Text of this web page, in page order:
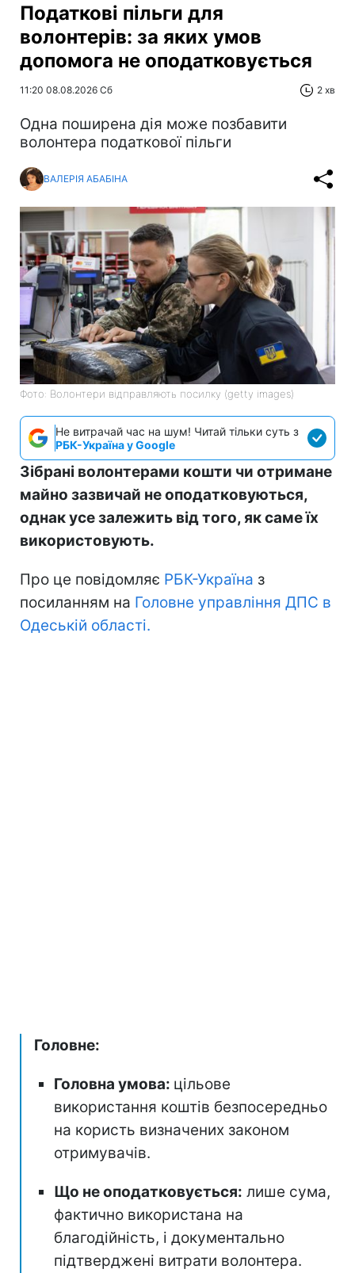
Податкові пільги для
волонтерів: за яких умов
допомога не оподатковується
11:20 08.08.2026 Сб 2 хв
Одна поширена дія може позбавити
волонтера податкової пільги
ВАЛЕРІЯ АБАБІНА
Фото: Волонтери відправляють посилку (getty images)
Не витрачай час на шум! Читай тільки суть з
РБК-Україна у Google
Зібрані волонтерами кошти чи отримане
майно зазвичай не оподатковуються,
однак усе залежить від того, як саме їх
використовують.
Про це повідомляє РБК-Україна з
посиланням на Головне управління ДПС в
Одеській області.
Головне:
Головна умова: цільове
використання коштів безпосередньо
на користь визначених законом
отримувачів.
Що не оподатковується: лише сума,
фактично використана на
благодійність, і документально
підтверджені витрати волонтера.